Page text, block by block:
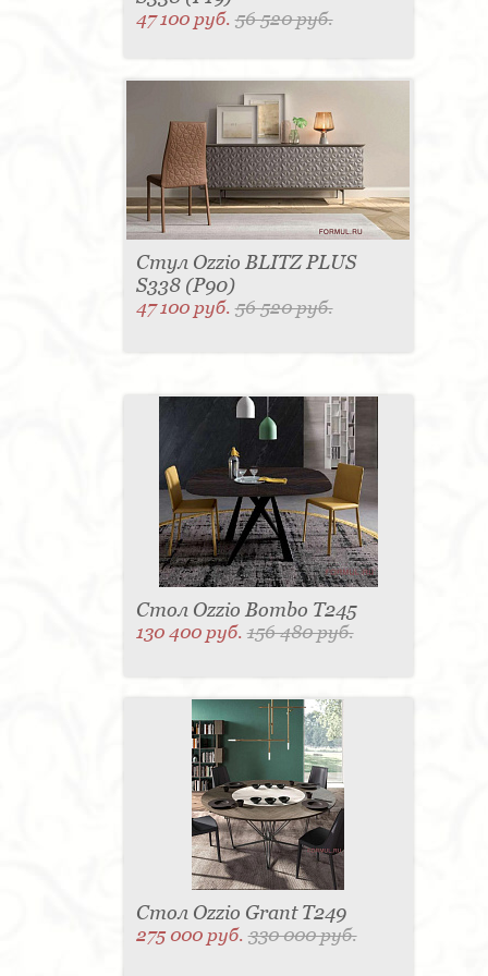
47 100 руб.56 520 руб.
Стул Ozzio BLITZ PLUS
S338 (P90)
47 100 руб.56 520 руб.
Стол Ozzio Bombo T245
130 400 руб.156 480 руб.
Стол Ozzio Grant T249
275 000 руб.330 000 руб.